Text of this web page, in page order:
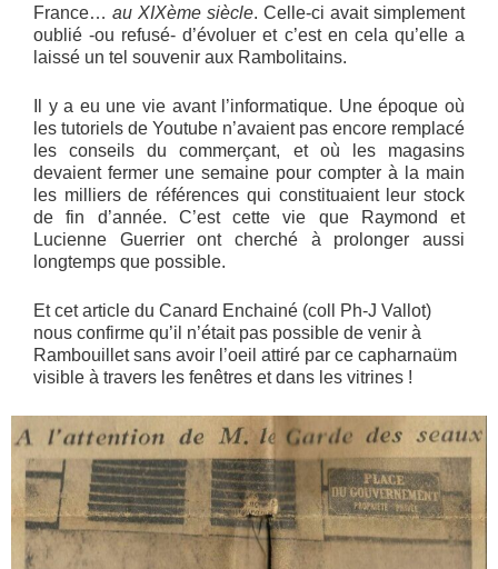
France… au XIXème siècle. Celle-ci avait simplement
oublié -ou refusé- d’évoluer et c’est en cela qu’elle a
laissé un tel souvenir aux Rambolitains.
Il y a eu une vie avant l’informatique. Une époque où
les tutoriels de Youtube n’avaient pas encore remplacé
les conseils du commerçant, et où les magasins
devaient fermer une semaine pour compter à la main
les milliers de références qui constituaient leur stock
de fin d’année. C’est cette vie que Raymond et
Lucienne Guerrier ont cherché à prolonger aussi
longtemps que possible.
Et cet article du Canard Enchainé (coll Ph-J Vallot)
nous confirme qu’il n’était pas possible de venir à
Rambouillet sans avoir l’oeil attiré par ce capharnaüm
visible à travers les fenêtres et dans les vitrines !